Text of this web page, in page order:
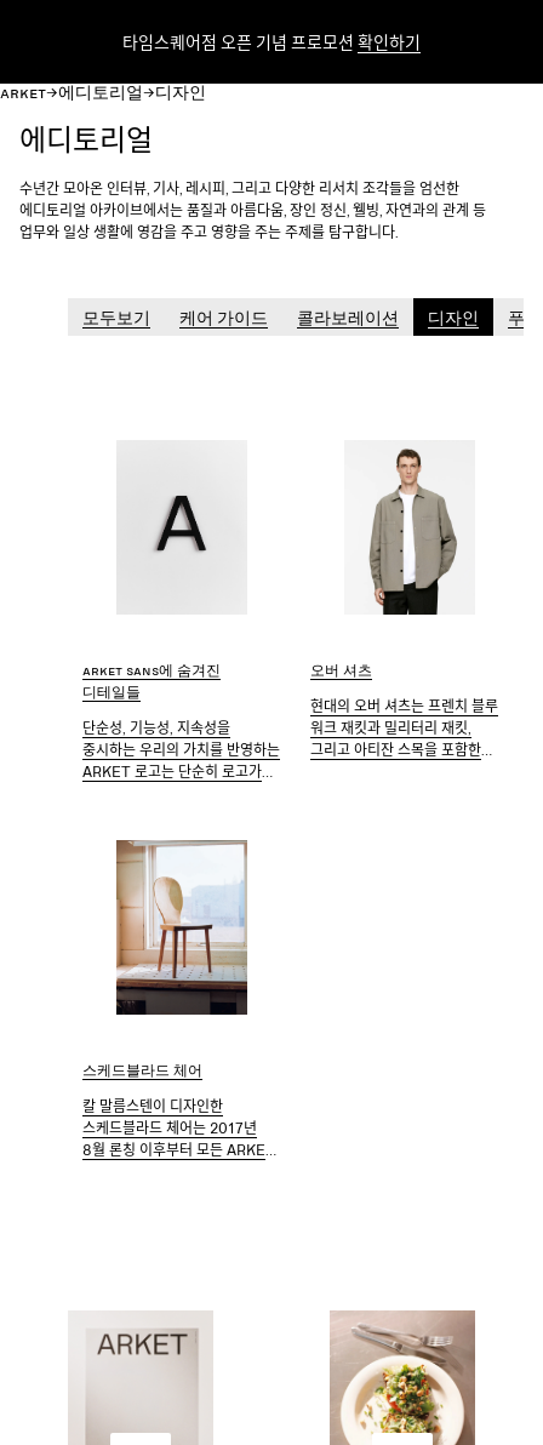
타임스퀘어점 오픈 기념 프로모션 확인하기
ARKETc에디토리얼c디자인
에디토리얼
수년간 모아온 인터뷰, 기사, 레시피, 그리고 다양한 리서치 조각들을 엄선한
에디토리얼 아카이브에서는 품질과 아름다움, 장인 정신, 웰빙, 자연과의 관계 등
업무와 일상 생활에 영감을 주고 영향을 주는 주제를 탐구합니다.
모두보기 케어 가이드 콜라보레이션 디자인 푸드
ARKET Sans에 숨겨진
디테일들
단순성, 기능성, 지속성을
중시하는 우리의 가치를 반영하는
ARKET 로고는 단순히 로고가
2015년에 개발한 자체 맞춤형
폰트인 ARKET Sans의
대문자로 설정된 브랜드
이름입니다
오버 셔츠
현대의 오버 셔츠는 프렌치 블루
워크 재킷과 밀리터리 재킷,
그리고 아티잔 스목을 포함한
스케드블라드 체어
칼 말름스텐이 디자인한
스케드블라드 체어는 2017년
8월 론칭 이후부터 모든 ARKET